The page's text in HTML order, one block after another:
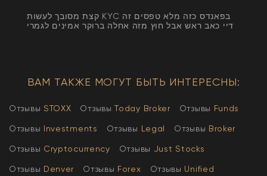
קצת מסובך לעשות KYC בפאנדס כזה מלא טפסים זה
דיי כאב ראש אבל חוץ מזה אחלה ברוקר אמינים לגמרי
ВАМ ТАКЖЕ МОГУТ БЫТЬ ИНТЕРЕСНЫ:
Отзывы STOXX Отзывы Today Broker Отзывы Funds
Отзывы Investments Отзывы Legal Отзывы Broker
Отзывы Cryptocurrency Отзывы Just Stocks
Отзывы Denver Отзывы Forex Отзывы Unified